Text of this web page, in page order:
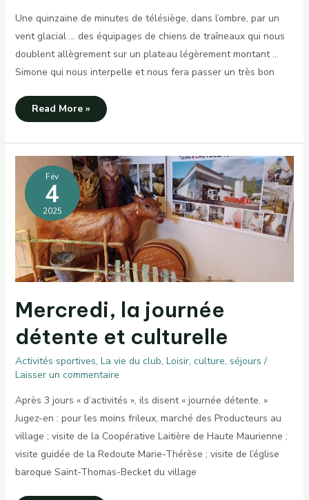
Une quinzaine de minutes de télésiège, dans l’ombre, par un
vent glacial … des équipages de chiens de traîneaux qui nous
doublent allègrement sur un plateau légèrement montant …
Simone qui nous interpelle et nous fera passer un très bon
Jeudi
totalement
enneigé
Read More »
Fév
4
2025
Mercredi, la journée
détente et culturelle
Activités sportives, La vie du club, Loisir, culture, séjours /
Laisser un commentaire
Après 3 jours « d’activités », ils disent « journée détente. »
Jugez-en : pour les moins frileux, marché des Producteurs au
village ; visite de la Coopérative Laitière de Haute Maurienne ;
visite guidée de la Redoute Marie-Thérèse ; visite de l’église
baroque Saint-Thomas-Becket du village